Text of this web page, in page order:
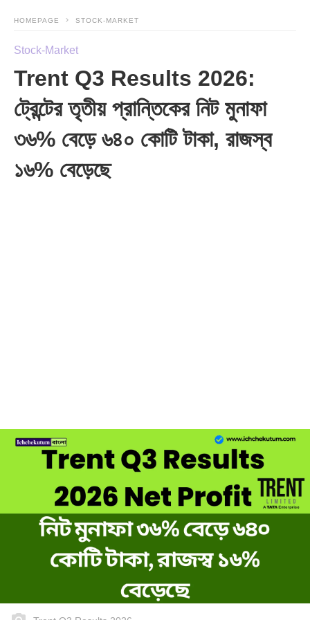
HOMEPAGE STOCK-MARKET
Stock-Market
Trent Q3 Results 2026:
ট্রেন্টের তৃতীয় প্রান্তিকের নিট মুনাফা
৩৬% বেড়ে ৬৪০ কোটি টাকা, রাজস্ব
১৬% বেড়েছে